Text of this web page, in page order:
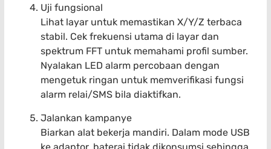
Uji fungsional
Lihat layar untuk memastikan X/Y/Z terbaca
stabil. Cek frekuensi utama di layar dan
spektrum FFT untuk memahami profil sumber.
Nyalakan LED alarm percobaan dengan
mengetuk ringan untuk memverifikasi fungsi
alarm relai/SMS bila diaktifkan.
Jalankan kampanye
Biarkan alat bekerja mandiri. Dalam mode USB
ke adaptor, baterai tidak dikonsumsi sehingga